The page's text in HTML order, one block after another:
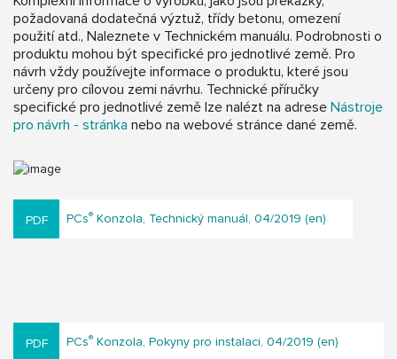
požadovaná dodatečná výztuž, třídy betonu, omezení
použití atd., Naleznete v Technickém manuálu. Podrobnosti o
produktu mohou být specifické pro jednotlivé země. Pro
návrh vždy používejte informace o produktu, které jsou
určeny pro cílovou zemi návrhu. Technické příručky
specifické pro jednotlivé země lze nalézt na adrese Nástroje
pro návrh - stránka nebo na webové stránce dané země.
PCs® Konzola, Technický manuál, 04/2019 (en)
PCs® Konzola, Pokyny pro instalaci, 04/2019 (en)